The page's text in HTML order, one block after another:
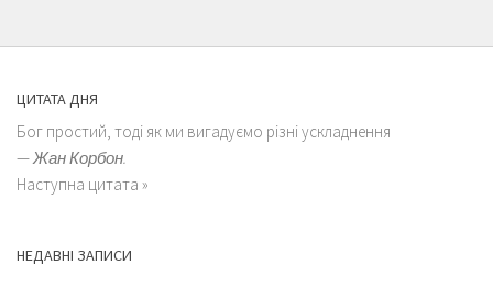
ЦИТАТА ДНЯ
Бог простий, тоді як ми вигадуємо різні ускладнення
—Жан Корбон.
Наступна цитата »
НЕДАВНІ ЗАПИСИ